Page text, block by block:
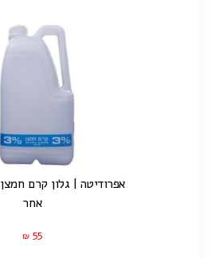
אפרודיטה | גלון קרם חמצן 3% | 4 ליטר
אחר
₪ 55